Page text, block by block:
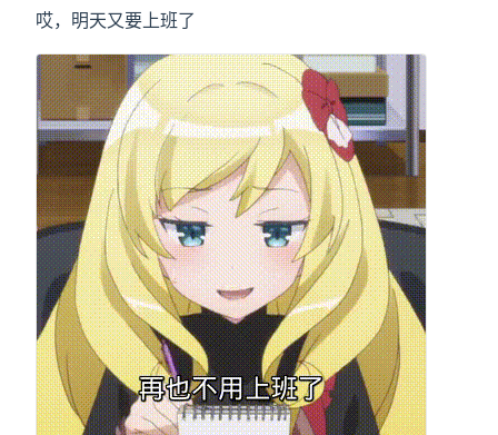
哎，明天又要上班了